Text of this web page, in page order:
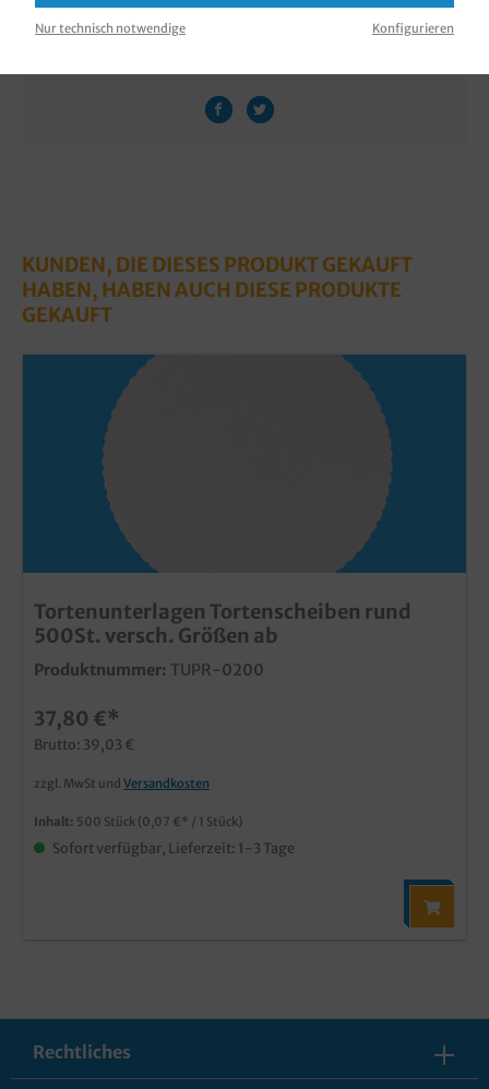
Bewertungen
KUNDEN, DIE DIESES PRODUKT GEKAUFT
HABEN, HABEN AUCH DIESE PRODUKTE
GEKAUFT
Tortenunterlagen Tortenscheiben rund
500St. versch. Größen ab
Produktnummer: TUPR-0200
37,80 €*
Brutto: 39,03 €
zzgl. MwSt und Versandkosten
Inhalt: 500 Stück (0,07 €* / 1 Stück)
Sofort verfügbar, Lieferzeit: 1-3 Tage
Rechtliches
Nur technisch notwendige Konfigurieren